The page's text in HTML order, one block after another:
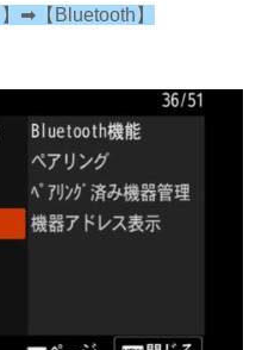
➡︎【Bluetooth】